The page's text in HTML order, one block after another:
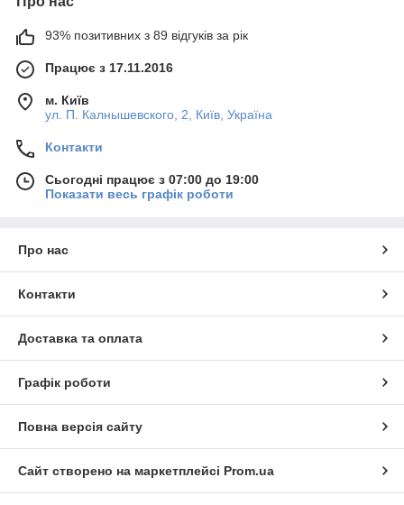
93% позитивних з 89 відгуків за рік
Працює з 17.11.2016
м. Київ
ул. П. Калнышевского, 2, Київ, Україна
Контакти
Сьогодні працює з 07:00 до 19:00
Показати весь графік роботи
Про нас
Контакти
Доставка та оплата
Графік роботи
Повна версія сайту
Сайт створено на маркетплейсі Prom.ua